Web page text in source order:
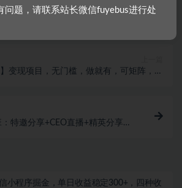
海报 链接
变现项目，无门槛，做就有，可矩阵，轻
特邀分享+CEO直播+精英分享，
小程序掘金，单日收益稳定300+，四种收
问题，请联系站长微信fuyebus进行处